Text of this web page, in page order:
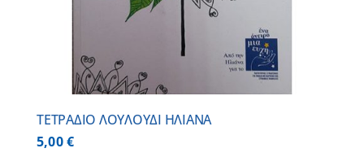
ΤΕΤΡΑΔΙΟ ΛΟΥΛΟΥΔΙ ΗΛΙΑΝΑ
5,00€